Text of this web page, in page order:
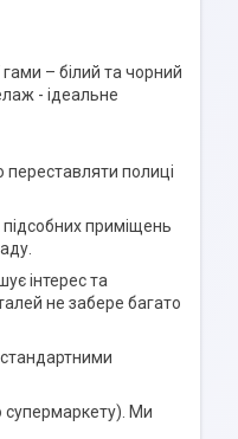
гами – білий та чорний
- ідеальне
переставляти полиці
приміщень
інтерес та
не забере багато
супермаркету). Ми